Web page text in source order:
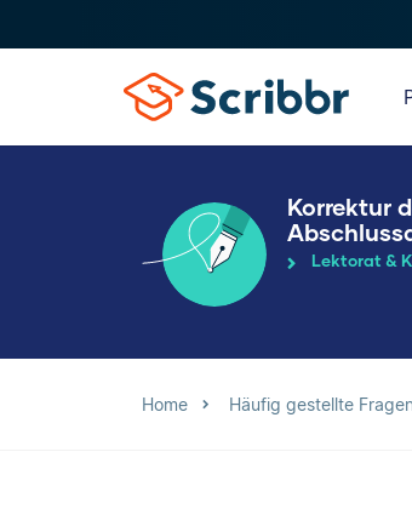
Korrektur
Lektorat &
Home Häufig gestellte Fragen